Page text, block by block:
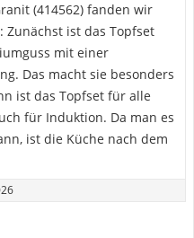
(414562) fanden wir
Zunächst ist das Topfset
mit einer
Das macht sie besonders
ist das Topfset für alle
für Induktion. Da man es
ist die Küche nach dem